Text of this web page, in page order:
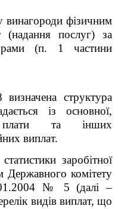
фізичним
(надання послуг) за
(п. 1 частини
структура
із основної,
плати та інших
виплат.
заробітної
Державного комітету
№ 5 (далі –
видів виплат, що